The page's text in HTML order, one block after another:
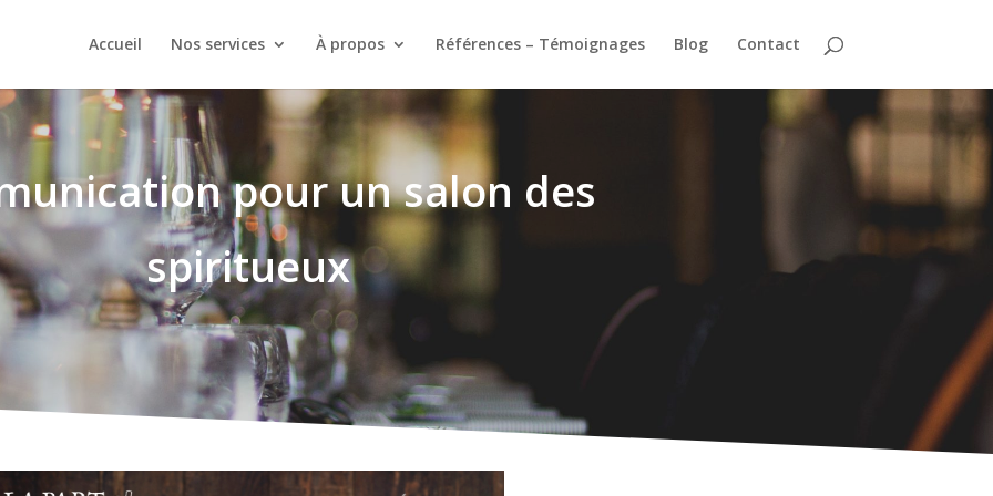
Accueil Nos services À propos Références – Témoignages Blog Contact
pour un salon des
spiritueux